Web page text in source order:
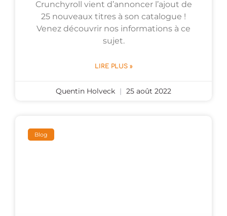
Crunchyroll vient d’annoncer l’ajout de
25 nouveaux titres à son catalogue !
Venez découvrir nos informations à ce
sujet.
LIRE PLUS »
Quentin Holveck 25 août 2022
Blog